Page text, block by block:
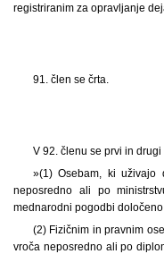
registriranim za opravljanje
91. člen se črta.
V 92. členu se prvi in
»(1) Osebam, ki uživajo
neposredno ali po
mednarodni pogodbi določeno
(2) Fizičnim in pravnim
vroča neposredno ali po